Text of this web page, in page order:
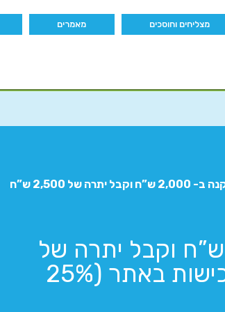
מצליחים וחוסכים מאמרים
/ קנה ב- 2,000 ש”ח וקבל יתרה של 2,500 ש”ח
קנה ב- 2,000 ש”ח וקבל יתרה של
2,500 ש”ח לרכישות באתר (25%